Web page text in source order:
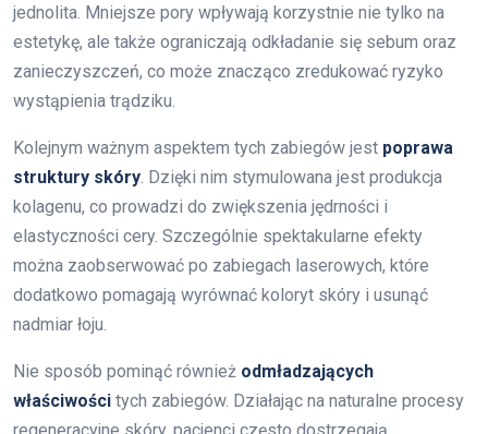
jednolita. Mniejsze pory wpływają korzystnie nie tylko na
estetykę, ale także ograniczają odkładanie się sebum oraz
zanieczyszczeń, co może znacząco zredukować ryzyko
wystąpienia trądziku.
Kolejnym ważnym aspektem tych zabiegów jest poprawa
struktury skóry . Dzięki nim stymulowana jest produkcja
kolagenu, co prowadzi do zwiększenia jędrności i
elastyczności cery. Szczególnie spektakularne efekty
można zaobserwować po zabiegach laserowych, które
dodatkowo pomagają wyrównać koloryt skóry i usunąć
nadmiar łoju.
Nie sposób pominąć również odmładzających
właściwości tych zabiegów. Działając na naturalne procesy
regeneracyjne skóry, pacjenci często dostrzegają